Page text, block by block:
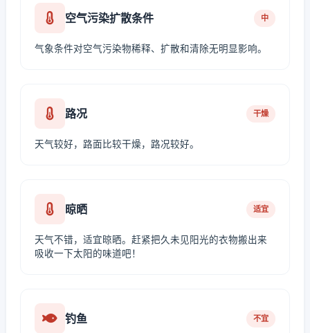
空气污染扩散条件 中
气象条件对空气污染物稀释、扩散和清除无明显影响。
路况 干燥
天气较好，路面比较干燥，路况较好。
晾晒 适宜
天气不错，适宜晾晒。赶紧把久未见阳光的衣物搬出来
吸收一下太阳的味道吧！
钓鱼 不宜